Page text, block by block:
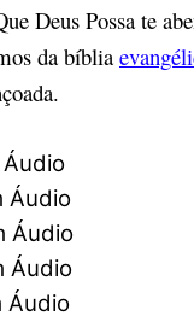
Deus Possa te
da bíblia
Áudio
Áudio
Áudio
Áudio
Áudio